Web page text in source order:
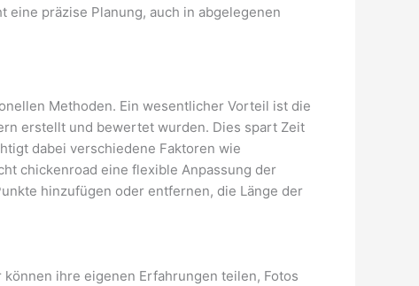
präzise Planung, auch in abgelegenen
Methoden. Ein wesentlicher Vorteil ist die
erstellt und bewertet wurden. Dies spart Zeit
dabei verschiedene Faktoren wie
chickenroad eine flexible Anpassung der
hinzufügen oder entfernen, die Länge der
ihre eigenen Erfahrungen teilen, Fotos